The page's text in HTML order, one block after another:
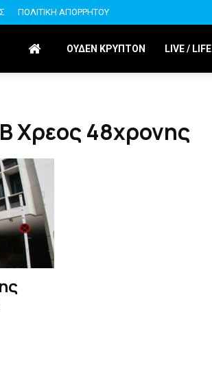
ΠΟΛΙΤΙΚΗ ΑΠΟΡΡΗΤΟΥ
ΟΥΔΕΝ ΚΡΥΠΤΟΝ LIVE / LIFE
Χρεος 48χρονης